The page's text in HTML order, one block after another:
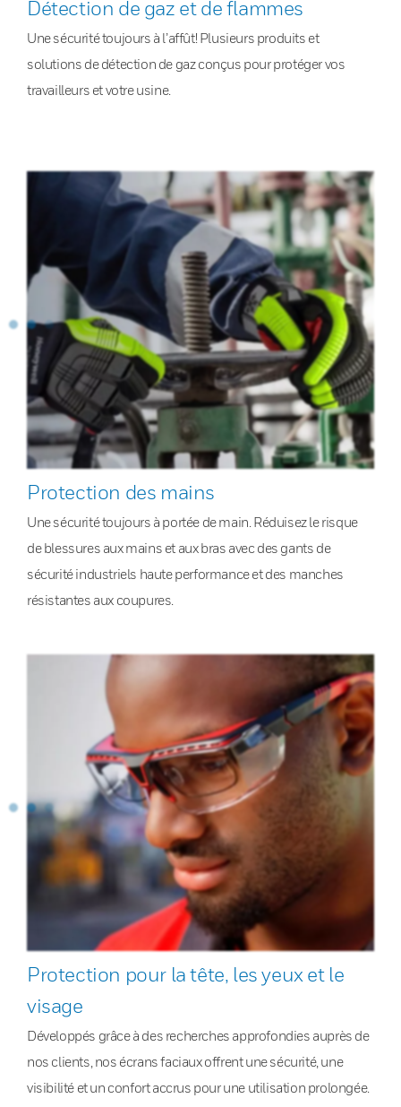
Détection de gaz et de flammes
Une sécurité toujours à l’affût! Plusieurs produits et
solutions de détection de gaz conçus pour protéger vos
travailleurs et votre usine.
Protection des mains
Une sécurité toujours à portée de main. Réduisez le risque
de blessures aux mains et aux bras avec des gants de
sécurité industriels haute performance et des manches
résistantes aux coupures.
Protection pour la tête, les yeux et le
visage
Développés grâce à des recherches approfondies auprès de
nos clients, nos écrans faciaux offrent une sécurité, une
visibilité et un confort accrus pour une utilisation prolongée.